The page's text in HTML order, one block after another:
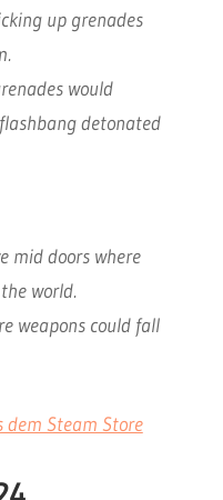
up grenades
would
detonated
mid doors where
world.
weapons could fall
dem Steam Store